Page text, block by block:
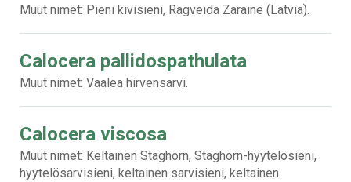
Muut nimet: Pieni kivisieni, Ragveida Zaraine (Latvia).
Calocera pallidospathulata
Muut nimet: Vaalea hirvensarvi.
Calocera viscosa
Muut nimet: Keltainen Staghorn, Staghorn-hyytelösieni,
hyytelösarvisieni, keltainen sarvisieni, keltainen